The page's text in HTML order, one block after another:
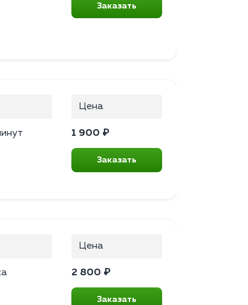
Заказать
Цена
1 900 ₽
Заказать
Цена
2 800 ₽
Заказать